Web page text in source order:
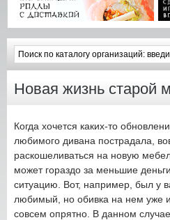
Новая жизнь старой
Когда хочется каких-то
любимого дивана пострадала,
раскошеливаться на новую
может гораздо за меньшие
ситуацию. Вот, например, был у
любимый, но обивка на нем уже
совсем опрятно. В данном